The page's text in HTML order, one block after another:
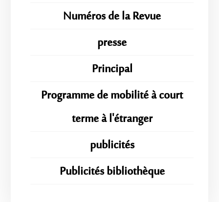
Numéros de la Revue
presse
Principal
Programme de mobilité à court
terme à l'étranger
publicités
Publicités bibliothèque